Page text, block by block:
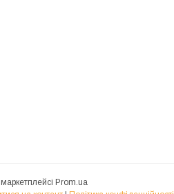
Prom.ua